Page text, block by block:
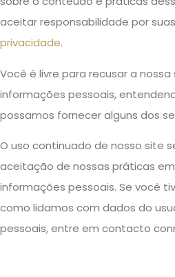
aceitar responsabilidade por
privacidade.
Você é livre para recusar a
informações pessoais,
possamos fornecer alguns dos
O uso continuado de nosso site
aceitação de nossas práticas
informações pessoais. Se você
como lidamos com dados do
pessoais, entre em contacto